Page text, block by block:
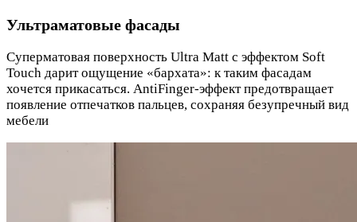
Ультраматовые фасады
Суперматовая поверхность Ultra Matt с эффектом Soft
Touch дарит ощущение «бархата»: к таким фасадам
хочется прикасаться. AntiFinger-эффект предотвращает
появление отпечатков пальцев, сохраняя безупречный вид
мебели